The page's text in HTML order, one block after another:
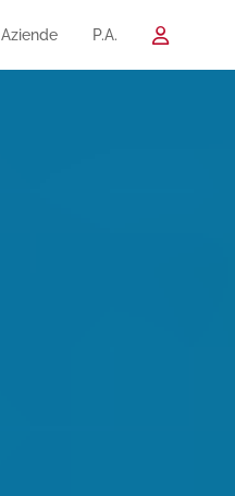
Aziende P.A.